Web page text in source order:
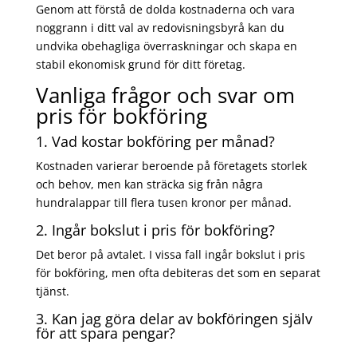
Genom att förstå de dolda kostnaderna och vara
noggrann i ditt val av redovisningsbyrå kan du
undvika obehagliga överraskningar och skapa en
stabil ekonomisk grund för ditt företag.
Vanliga frågor och svar om
pris för bokföring
1. Vad kostar bokföring per månad?
Kostnaden varierar beroende på företagets storlek
och behov, men kan sträcka sig från några
hundralappar till flera tusen kronor per månad.
2. Ingår bokslut i pris för bokföring?
Det beror på avtalet. I vissa fall ingår bokslut i pris
för bokföring, men ofta debiteras det som en separat
tjänst.
3. Kan jag göra delar av bokföringen själv
för att spara pengar?